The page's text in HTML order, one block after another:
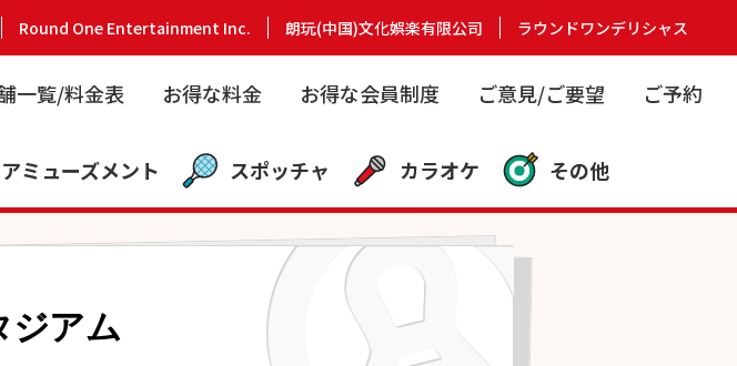
Round One Entertainment Inc. 朗玩(中国)文化娯楽有限公司 ラウンドワンデリシャス
一覧/料金表 お得な料金 お得な会員制度 ご意見/ご要望 ご予約
アミューズメント スポッチャ カラオケ その他
ジアム